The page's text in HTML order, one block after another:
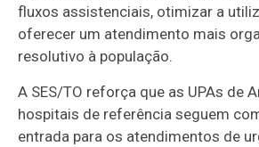
fluxos assistenciais, otimizar a
oferecer um atendimento mais
resolutivo à população.
A SES/TO reforça que as UPAs de
hospitais de referência seguem
entrada para os atendimentos de